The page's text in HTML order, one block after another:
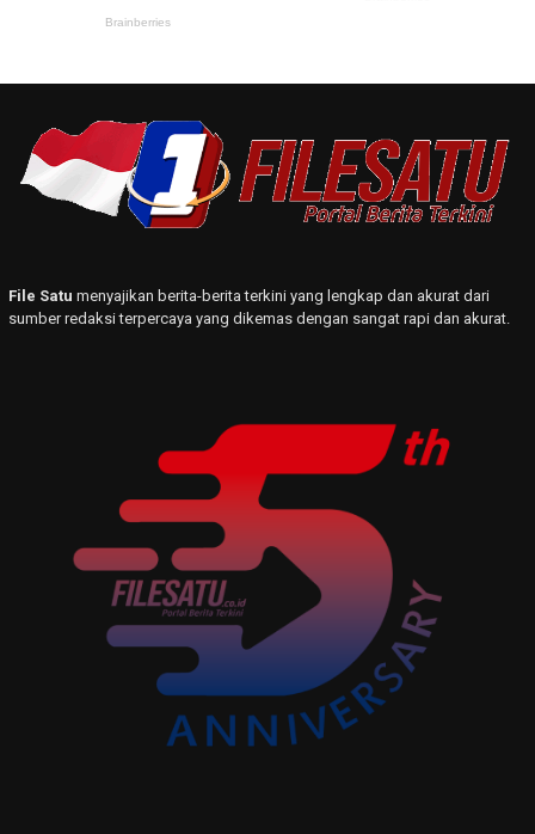
File Satu menyajikan berita-berita terkini yang lengkap dan akurat dari
sumber redaksi terpercaya yang dikemas dengan sangat rapi dan akurat.